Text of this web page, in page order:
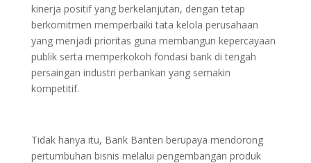
kinerja positif yang berkelanjutan, dengan tetap
berkomitmen memperbaiki tata kelola perusahaan
yang menjadi prioritas guna membangun kepercayaan
publik serta memperkokoh fondasi bank di tengah
persaingan industri perbankan yang semakin
kompetitif.
Tidak hanya itu, Bank Banten berupaya mendorong
pertumbuhan bisnis melalui pengembangan produk